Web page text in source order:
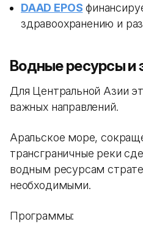
DAAD EPOS
здравоохранению и
Водные ресурсы и
Для Центральной Азии
важных направлений.
Аральское море,
трансграничные реки
водным ресурсам
необходимыми.
Программы: